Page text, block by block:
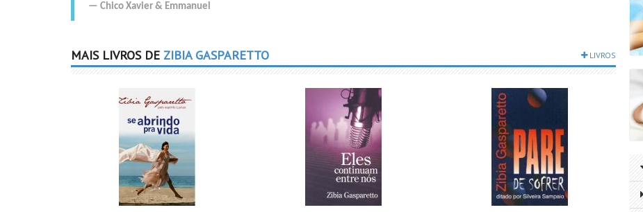
Chico Xavier & Emmanuel
MAIS LIVROS DE ZIBIA GASPARETTO LIVROS